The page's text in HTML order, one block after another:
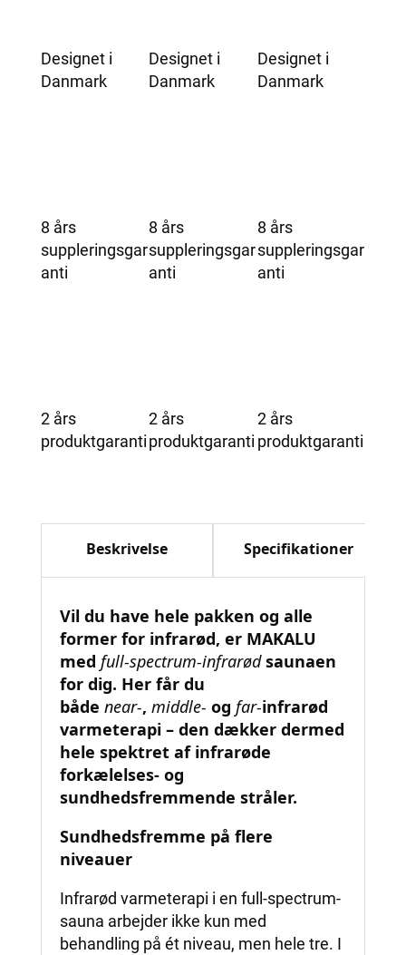
Designet i
Danmark
8 års
suppleringsgar
anti
2 års
produktgaranti
Designet i
Danmark
8 års
suppleringsgar
anti
2 års
produktgaranti
Designet i
Danmark
8 års
suppleringsgar
anti
2 års
produktgaranti
Beskrivelse Specifikationer
Vil du have hele pakken og alle
former for infrarød, er MAKALU
med full-spectrum-infrarødsaunaen
for dig. Her får du
både near-, middle- og far-infrarød
varmeterapi – den dækker dermed
hele spektret af infrarøde
forkælelses- og
sundhedsfremmende stråler.
Sundhedsfremme på flere
niveauer
Infrarød varmeterapi i en full-spectrum-
sauna arbejder ikke kun med
behandling på ét niveau, men hele tre. I